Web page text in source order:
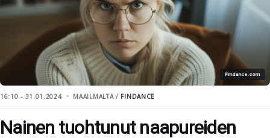
Findance.com
16:10 - 31.01.2024 MAAILMALTA / FINDANCE
Nainen tuohtunut naapureiden